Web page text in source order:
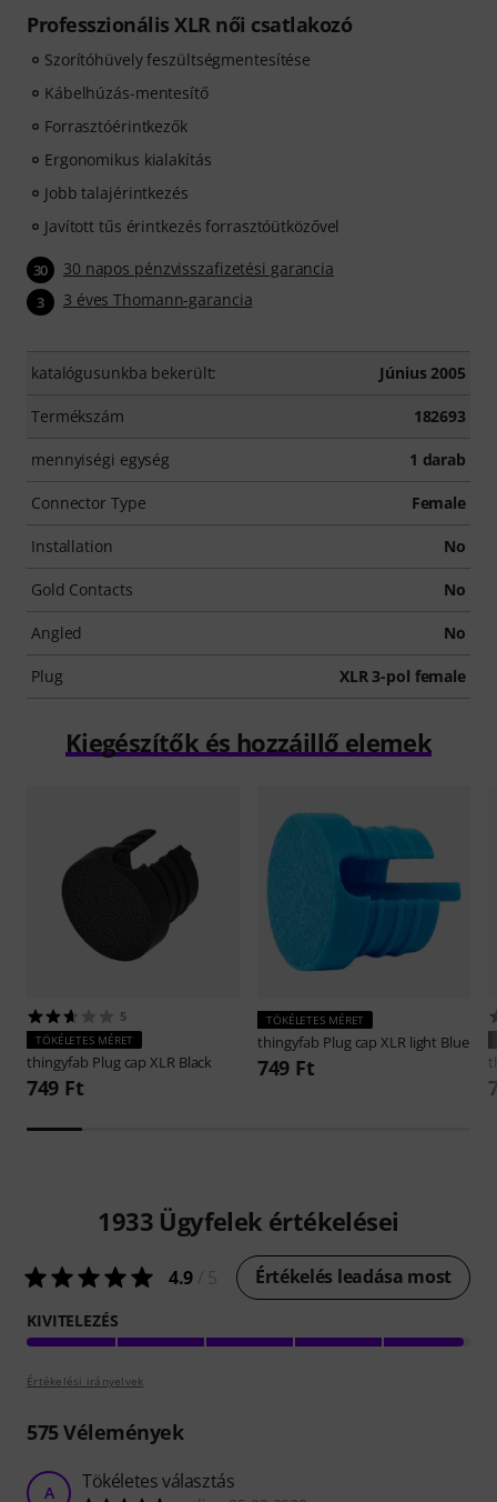
Professzionális XLR női csatlakozó
Szorítóhüvely feszültségmentesítése
Kábelhúzás-mentesítő
Forrasztóérintkezők
Ergonomikus kialakítás
Jobb talajérintkezés
Javított tűs érintkezés forrasztóütközővel
30 30 napos pénzvisszafizetési garancia
3 3 éves Thomann-garancia
katalógusunkba bekerült: Június 2005
Termékszám 182693
mennyiségi egység 1 darab
Connector Type Female
Installation No
Gold Contacts No
Angled No
Plug XLR 3-pol female
Kiegészítők és hozzáillő elemek
5
TÖKÉLETES MÉRET
thingyfab Plug cap XLR Black
749 Ft
TÖKÉLETES MÉRET
thingyfab Plug cap XLR light Blue
749 Ft
1933 Ügyfelek értékelései
4.9 Értékelés leadása most
KIVITELEZÉS
Értékelési irányelvek
575Vélemények
A Tökéletes választás